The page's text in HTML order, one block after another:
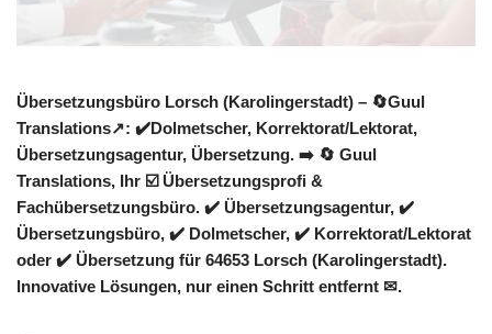
Übersetzungsbüro Lorsch (Karolingerstadt) – 🔄Guul
Translations↗️: ✔️Dolmetscher, Korrektorat/Lektorat,
Übersetzungsagentur, Übersetzung. ➡️ 🔄 Guul
Translations, Ihr ☑️ Übersetzungsprofi &
Fachübersetzungsbüro. ✔️ Übersetzungsagentur, ✔️
Übersetzungsbüro, ✔️ Dolmetscher, ✔️ Korrektorat/Lektorat
oder ✔️ Übersetzung für 64653 Lorsch (Karolingerstadt).
Innovative Lösungen, nur einen Schritt entfernt ✉.